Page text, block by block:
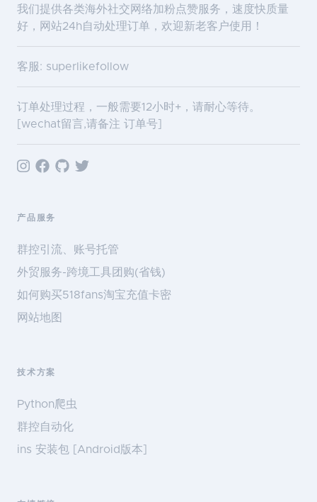
我们提供各类海外社交网络加粉点赞服务，速度快质量
好，网站24h自动处理订单，欢迎新老客户使用！
客服: superlikefollow
订单处理过程，一般需要12小时+，请耐心等待。
[wechat留言,请备注 订单号]
产品服务
群控引流、账号托管
外贸服务-跨境工具团购(省钱)
如何购买518fans淘宝充值卡密
网站地图
技术方案
Python爬虫
群控自动化
ins 安装包 [Android版本]